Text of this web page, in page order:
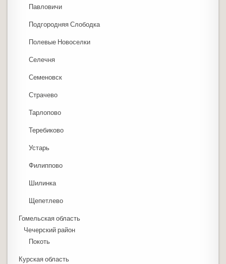
Павловичи
Подгородняя Слободка
Полевые Новоселки
Селечня
Семеновск
Страчево
Тарлопово
Теребиково
Устарь
Филиппово
Шилинка
Щепетлево
Гомельская область
Чечерский район
Покоть
Курская область